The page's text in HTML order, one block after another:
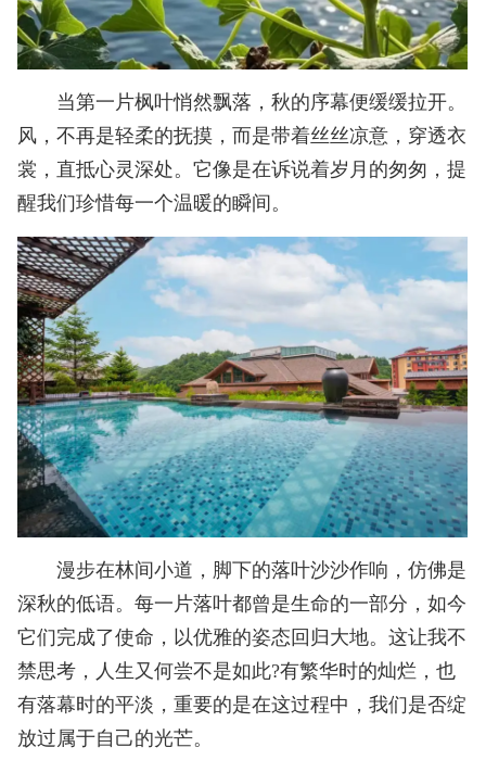
当第一片枫叶悄然飘落，秋的序幕便缓缓拉开。
风，不再是轻柔的抚摸，而是带着丝丝凉意，穿透衣
裳，直抵心灵深处。它像是在诉说着岁月的匆匆，提
醒我们珍惜每一个温暖的瞬间。
漫步在林间小道，脚下的落叶沙沙作响，仿佛是
深秋的低语。每一片落叶都曾是生命的一部分，如今
它们完成了使命，以优雅的姿态回归大地。这让我不
禁思考，人生又何尝不是如此?有繁华时的灿烂，也
有落幕时的平淡，重要的是在这过程中，我们是否绽
放过属于自己的光芒。